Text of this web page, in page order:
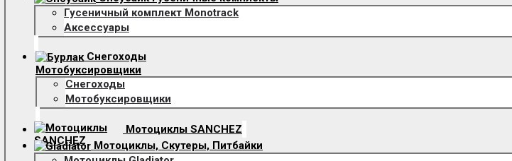
Гусеничный комплект Monotrack
Аксессуары
Снегоходы
Мотобуксировщики
Снегоходы
Мотобуксировщики
Мотоциклы SANCHEZ
Мотоциклы, Скутеры, Питбайки